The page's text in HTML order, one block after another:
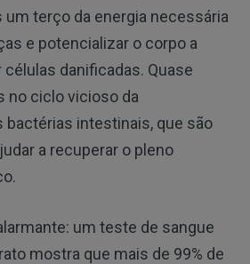
um terço da energia necessária
e potencializar o corpo a
células danificadas. Quase
no ciclo vicioso da
bactérias intestinais, que são
a recuperar o pleno
um teste de sangue
mostra que mais de 99% de